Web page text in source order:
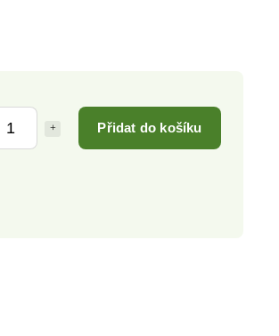
Přidat do košíku